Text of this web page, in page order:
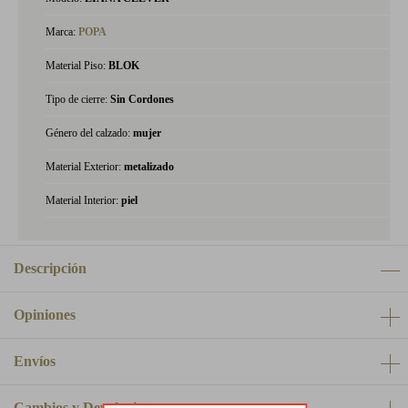
Marca: POPA
Material Piso: BLOK
Tipo de cierre: Sin Cordones
Género del calzado: mujer
Material Exterior: metalizado
Material Interior: piel
Descripción
Opiniones
Envíos